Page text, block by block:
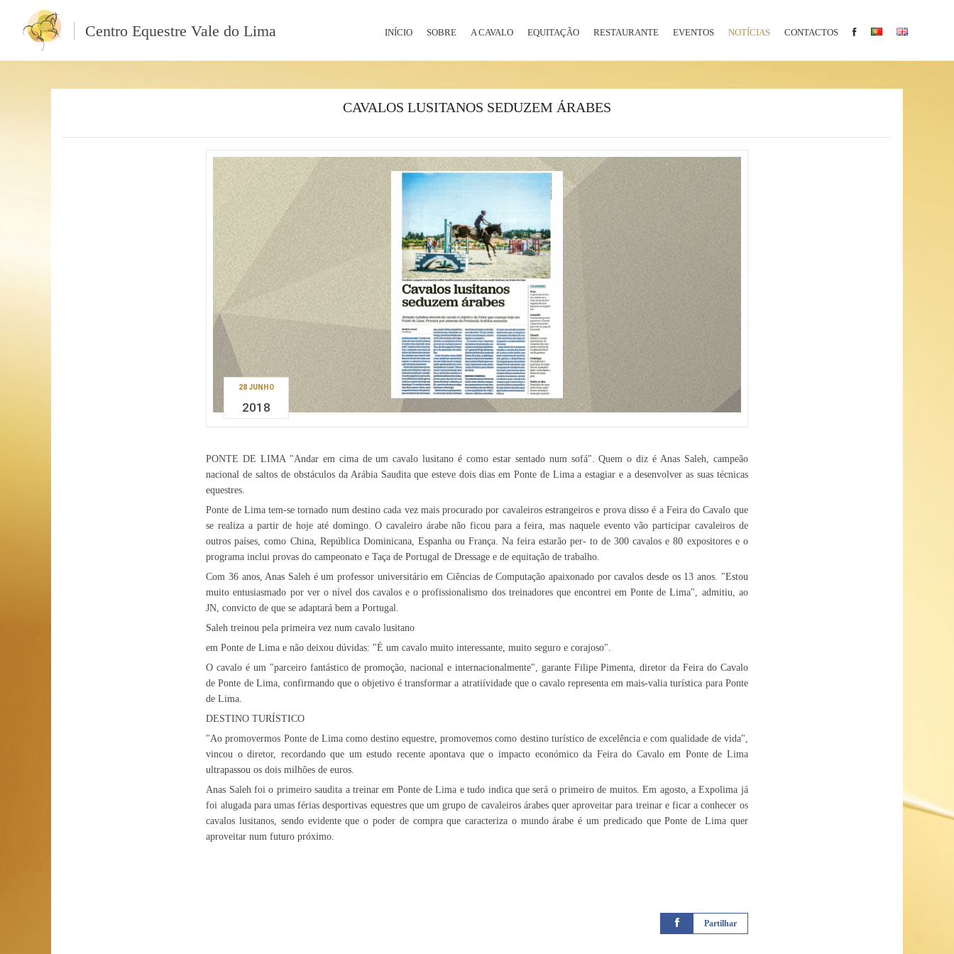
Centro Equestre Vale do Lima INÍCIO SOBRE A CAVALO EQUITAÇÃO RESTAURANTE EVENTOS NOTÍCIAS CONTACTOS
CAVALOS LUSITANOS SEDUZEM ÁRABES
28 JUNHO
2018
PONTE DE LIMA "Andar em cima de um cavalo lusitano é como estar sentado num sofá". Quem o diz é Anas Saleh, campeão
nacional de saltos de obstáculos da Arábia Saudita que esteve dois dias em Ponte de Lima a estagiar e a desenvolver as suas técnicas
equestres.
Ponte de Lima tem-se tornado num destino cada vez mais procurado por cavaleiros estrangeiros e prova disso é a Feira do Cavalo que
se realiza a partir de hoje até domingo. O cavaleiro árabe não ficou para a feira, mas naquele evento vão participar cavaleiros de
outros países, como China, República Dominicana, Espanha ou França. Na feira estarão per- to de 300 cavalos e 80 expositores e o
programa inclui provas do campeonato e Taça de Portugal de Dressage e de equitação de trabalho.
Com 36 anos, Anas Saleh é um professor universitário em Ciências de Computação apaixonado por cavalos desde os 13 anos. "Estou
muito entusiasmado por ver o nível dos cavalos e o profissionalismo dos treinadores que encontrei em Ponte de Lima", admitiu, ao
JN, convicto de que se adaptará bem a Portugal.
Saleh treinou pela primeira vez num cavalo lusitano
em Ponte de Lima e não deixou dúvidas: "É um cavalo muito interessante, muito seguro e corajoso".
O cavalo é um "parceiro fantástico de promoção, nacional e internacionalmente", garante Filipe Pimenta, diretor da Feira do Cavalo
de Ponte de Lima, confirmando que o objetivo é transformar a atratiívidade que o cavalo representa em mais-valia turística para Ponte
de Lima.
DESTINO TURÍSTICO
"Ao promovermos Ponte de Lima como destino equestre, promovemos como destino turístico de excelência e com qualidade de vida",
vincou o diretor, recordando que um estudo recente apontava que o impacto económico da Feira do Cavalo em Ponte de Lima
ultrapassou os dois milhões de euros.
Anas Saleh foi o primeiro saudita a treinar em Ponte de Lima e tudo indica que será o primeiro de muitos. Em agosto, a Expolima já
foi alugada para umas férias desportivas equestres que um grupo de cavaleiros árabes quer aproveitar para treinar e ficar a conhecer os
cavalos lusitanos, sendo evidente que o poder de compra que caracteriza o mundo árabe é um predicado que Ponte de Lima quer
aproveitar num futuro próximo.
Partilhar